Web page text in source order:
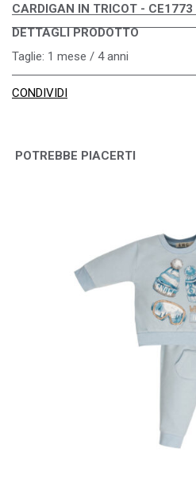
CARDIGAN IN TRICOT - CE1773
DETTAGLI PRODOTTO
Taglie: 1 mese / 4 anni
CONDIVIDI
POTREBBE PIACERTI